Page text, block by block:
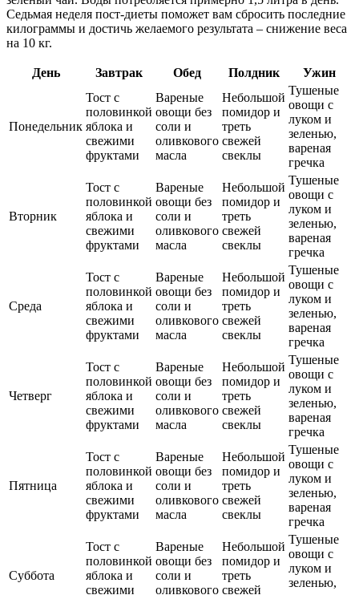
Седьмая неделя пост-диеты поможет вам сбросить последние
килограммы и достичь желаемого результата – снижение веса
на 10 кг.
День Завтрак Обед Полдник Ужин
Понедельник
Тост с
половинкой
яблока и
свежими
фруктами
Вареные
овощи без
соли и
оливкового
масла
Небольшой
помидор и
треть
свежей
свеклы
Тушеные
овощи с
луком и
зеленью,
вареная
гречка
Вторник
Тост с
половинкой
яблока и
свежими
фруктами
Вареные
овощи без
соли и
оливкового
масла
Небольшой
помидор и
треть
свежей
свеклы
Тушеные
овощи с
луком и
зеленью,
вареная
гречка
Среда
Тост с
половинкой
яблока и
свежими
фруктами
Вареные
овощи без
соли и
оливкового
масла
Небольшой
помидор и
треть
свежей
свеклы
Тушеные
овощи с
луком и
зеленью,
вареная
гречка
Четверг
Тост с
половинкой
яблока и
свежими
фруктами
Вареные
овощи без
соли и
оливкового
масла
Небольшой
помидор и
треть
свежей
свеклы
Тушеные
овощи с
луком и
зеленью,
вареная
гречка
Пятница
Тост с
половинкой
яблока и
свежими
фруктами
Вареные
овощи без
соли и
оливкового
масла
Небольшой
помидор и
треть
свежей
свеклы
Тушеные
овощи с
луком и
зеленью,
вареная
гречка
Суббота
Тост с
половинкой
яблока и
свежими
Вареные
овощи без
соли и
оливкового
Небольшой
помидор и
треть
свежей
Тушеные
овощи с
луком и
зеленью,